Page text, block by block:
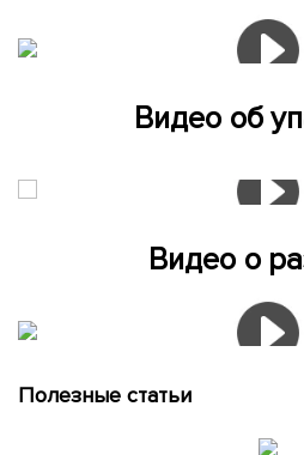
Видео об
Видео о
Полезные статьи